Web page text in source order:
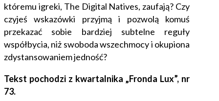
któremu igreki, The Digital Natives, zaufają? Czy
czyjeś wskazówki przyjmą i pozwolą komuś
przekazać sobie bardziej subtelne reguły
współbycia, niż swoboda wszechmocy i okupiona
zdystansowaniem jedność?
Tekst pochodzi z kwartalnika „Fronda Lux”, nr
73.